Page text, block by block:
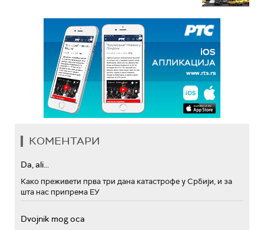
КОМЕНТАРИ
Da, ali...
Како преживети прва три дана катастрофе у Србији, и за
шта нас припрема ЕУ
Dvojnik mog oca